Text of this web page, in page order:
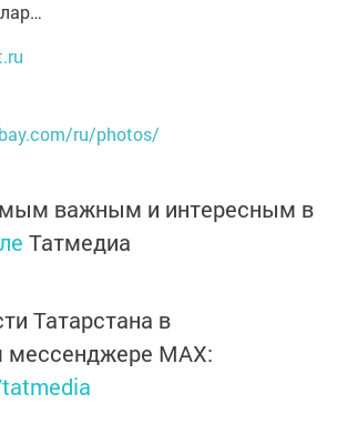
ru/photos/
важным и интересным в
Татмедиа
Татарстана в
мессенджере MАХ: